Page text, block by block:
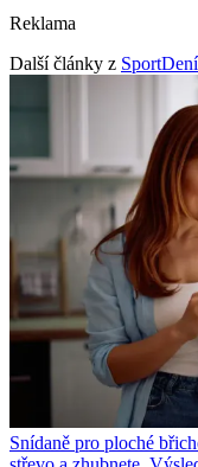
Reklama
Další články z
Snídaně pro ploché